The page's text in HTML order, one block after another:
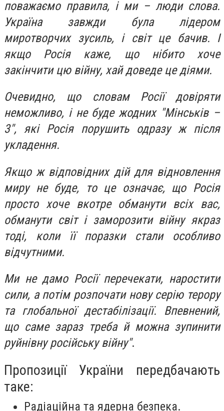
поважаємо правила, і ми – люди слова.
Україна завжди була лідером
миротворчих зусиль, і світ це бачив. І
якщо Росія каже, що нібито хоче
закінчити цю війну, хай доведе це діями.
Очевидно, що словам Росії довіряти
неможливо, і не буде жодних "Мінськів –
3", які Росія порушить одразу ж після
укладення.
Якщо ж відповідних дій для відновлення
миру не буде, то це означає, що Росія
просто хоче вкотре обманути всіх вас,
обманути світ і заморозити війну якраз
тоді, коли її поразки стали особливо
відчутними.
Ми не дамо Росії перечекати, наростити
сили, а потім розпочати нову серію терору
та глобальної дестабілізації. Впевнений,
що саме зараз треба й можна зупинити
руйнівну російську війну".
Пропозиції України передбачають
таке:
Радіаційна та ядерна безпека.